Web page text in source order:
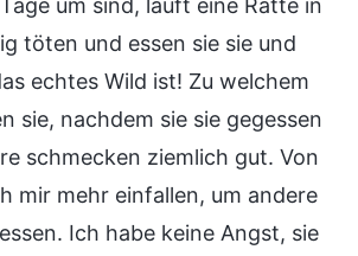
töten und essen sie sie und
echtes Wild ist! Zu welchem
sie, nachdem sie sie gegessen
schmecken ziemlich gut. Von
mir mehr einfallen, um andere
Ich habe keine Angst, sie